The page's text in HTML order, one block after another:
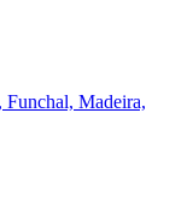
Funchal, Madeira,